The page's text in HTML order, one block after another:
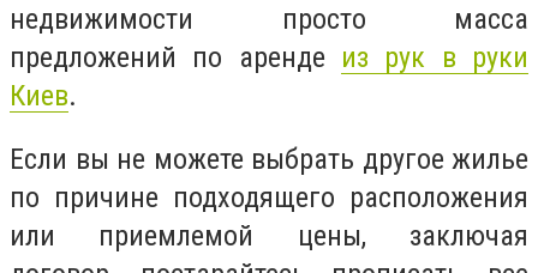
недвижимости просто масса
предложений по аренде из рук в руки
Киев.
Если вы не можете выбрать другое жилье
по причине подходящего расположения
или приемлемой цены, заключая